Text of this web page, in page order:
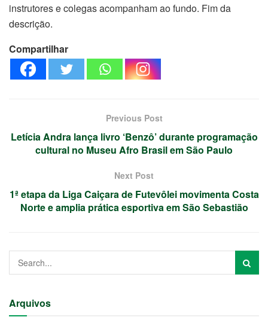
instrutores e colegas acompanham ao fundo. Fim da
descrição.
Compartilhar
Previous Post
Letícia Andra lança livro ‘Benzô’ durante programação
cultural no Museu Afro Brasil em São Paulo
Next Post
1ª etapa da Liga Caiçara de Futevôlei movimenta Costa
Norte e amplia prática esportiva em São Sebastião
Arquivos